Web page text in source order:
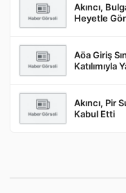
Akıncı,
Heyetle
Aöa Giriş
Katılımıyla
Akıncı, Pir
Kabul Etti